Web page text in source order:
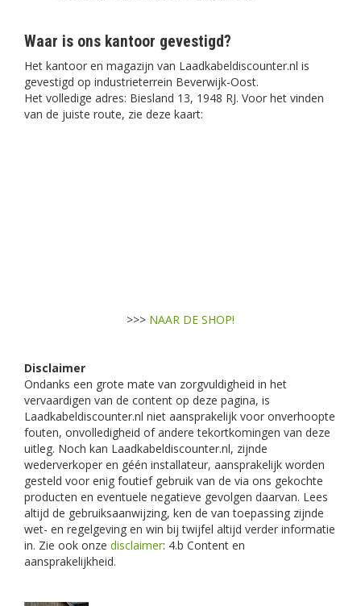
Waar is ons kantoor gevestigd?
Het kantoor en magazijn van Laadkabeldiscounter.nl is
gevestigd op industrieterrein Beverwijk-Oost.
Het volledige adres: Biesland 13, 1948 RJ. Voor het vinden
van de juiste route, zie deze kaart:
>>> NAAR DE SHOP!
Disclaimer
Ondanks een grote mate van zorgvuldigheid in het
vervaardigen van de content op deze pagina, is
Laadkabeldiscounter.nl niet aansprakelijk voor onverhoopte
fouten, onvolledigheid of andere tekortkomingen van deze
uitleg. Noch kan Laadkabeldiscounter.nl, zijnde
wederverkoper en géén installateur, aansprakelijk worden
gesteld voor enig foutief gebruik van de via ons gekochte
producten en eventuele negatieve gevolgen daarvan. Lees
altijd de gebruiksaanwijzing, ken de van toepassing zijnde
wet- en regelgeving en win bij twijfel altijd verder informatie
in. Zie ook onze disclaimer: 4.b Content en
aansprakelijkheid.